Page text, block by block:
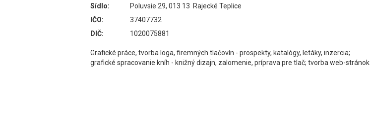
Sídlo:
Poluvsie 29, 013 13 Rajecké Teplice
IČO:
37407732
DIČ:
1020075881
Grafické práce, tvorba loga, firemných tlačovín - prospekty, katalógy, letáky, inzercia;
grafické spracovanie kníh - knižný dizajn, zalomenie, príprava pre tlač; tvorba web-stránok.